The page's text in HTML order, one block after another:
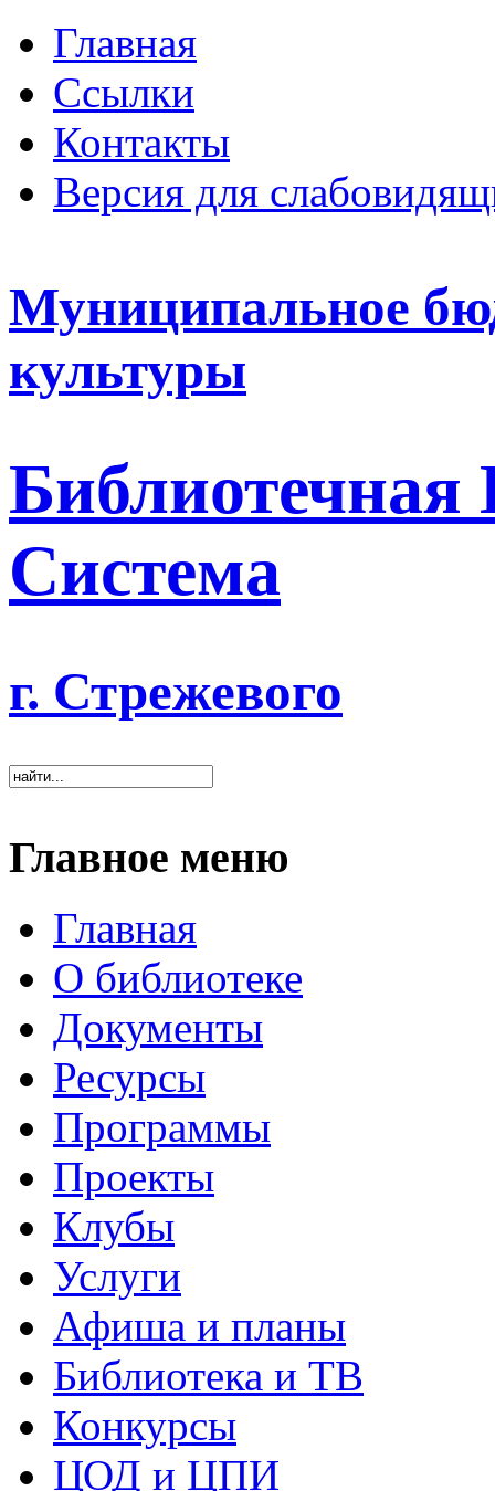
Главная
Ссылки
Контакты
Версия для
Муниципальное
культуры
Система
г. Стрежевого
Главное меню
Главная
О библиотеке
Документы
Ресурсы
Программы
Проекты
Клубы
Услуги
Афиша и планы
Библиотека и ТВ
Конкурсы
ЦОД и ЦПИ